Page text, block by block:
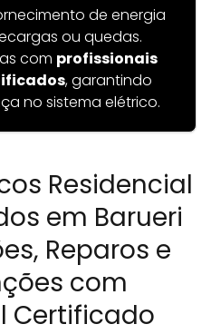
de energia
ou quedas.
com profissionais
, garantindo
no sistema elétrico.
Residencial
em Barueri
Reparos e
com
Certificado